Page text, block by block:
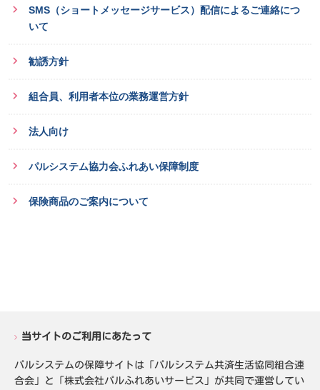
SMS（ショートメッセージサービス）配信によるご連絡につ
いて
勧誘方針
組合員、利用者本位の業務運営方針
法人向け
パルシステム協力会ふれあい保障制度
保険商品のご案内について
当サイトのご利用にあたって
パルシステムの保障サイトは「パルシステム共済生活協同組合連
合会」と「株式会社パルふれあいサービス」が共同で運営してい